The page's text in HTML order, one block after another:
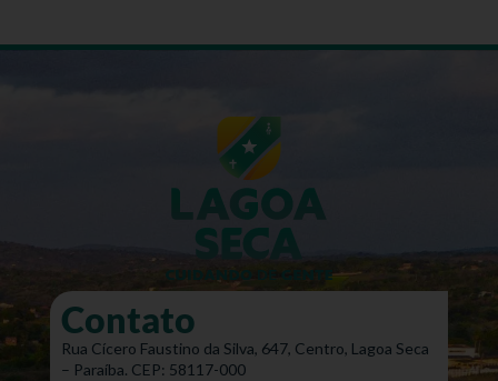
Contato
Rua Cícero Faustino da Silva, 647, Centro, Lagoa Seca
– Paraíba. CEP: 58117-000